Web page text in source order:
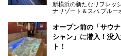
新横浜の新たなリフレッ
ナリゾート＆スパ ブルー
す。サウナや水風呂の気
ペースの過ごしやすさま
常の疲れをリセットした
は必見です。
オープン前の「サウ
シャン」に潜入！没
ト！